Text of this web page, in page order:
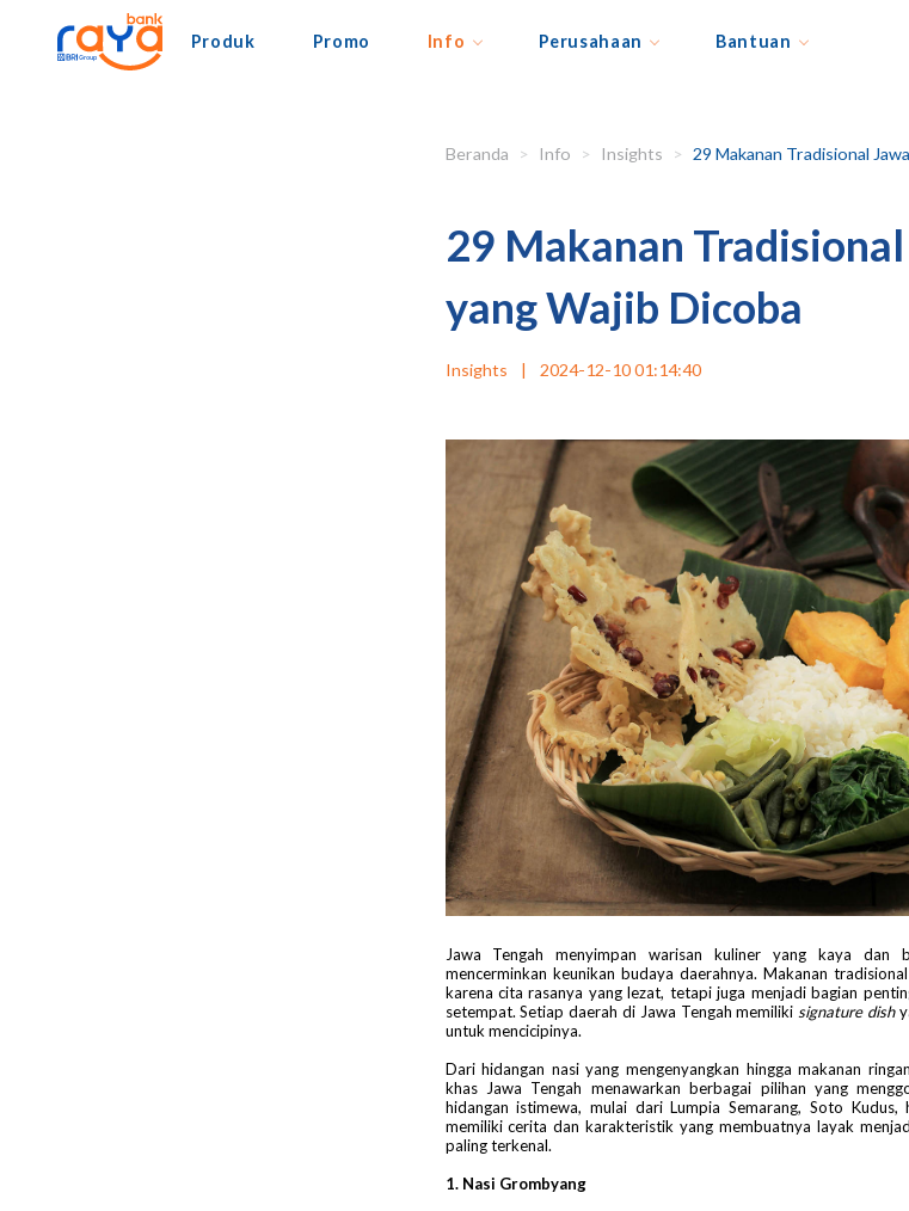
Produk Promo Info Perusahaan Bantuan
Beranda Info Insights 29 Makanan Tradisional Jawa
29 Makanan Tradisional
yang Wajib Dicoba
Insights | 2024-12-10 01:14:40
Jawa Tengah menyimpan warisan kuliner yang kaya dan
mencerminkan keunikan budaya daerahnya. Makanan
karena cita rasanya yang lezat, tetapi juga menjadi bagian
setempat. Setiap daerah di Jawa Tengah memilikisignature dish
untuk mencicipinya.
Dari hidangan nasi yang mengenyangkan hingga makanan
khas Jawa Tengah menawarkan berbagai pilihan yang
hidangan istimewa, mulai dari Lumpia Semarang, Soto Kudus,
memiliki cerita dan karakteristik yang membuatnya layak
paling terkenal.
1. Nasi Grombyang